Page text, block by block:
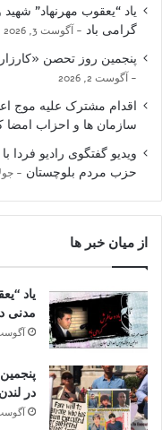
یاد “یعقوب مهرنهاد”
گرامی باد
آگوست 3, 2026
پنجمین روز تحصن
آگوست 2, 2026
اقدام مشترک علیه موج
سازمان ها و احزاب امضا
ویدیو گفتگوی رادیو
حزب مردم بلوچستان
جولای
از میان خبر ها
یاد
مدنی
آگوست 3,
در
آگوست 2,